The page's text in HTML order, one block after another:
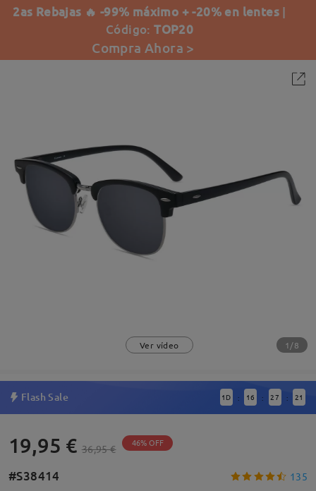
2as Rebajas 🔥 -99% máximo + -20% en lentes |
Código:TOP20
Compra Ahora >
Ver vídeo 1/8
Flash Sale 1 D : 16 : 27 : 21
19,95 € 36,95 € 46% OFF
#S38414 135